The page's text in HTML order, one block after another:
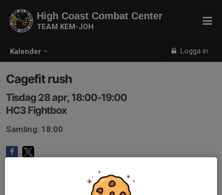
Kalender Logga in
High Coast Combat Center
TEAM KEM-JOH
Cagefit rush
Tisdag 28 apr, 18:00-19:00
HC3 Fightbox
Samling: 18:00